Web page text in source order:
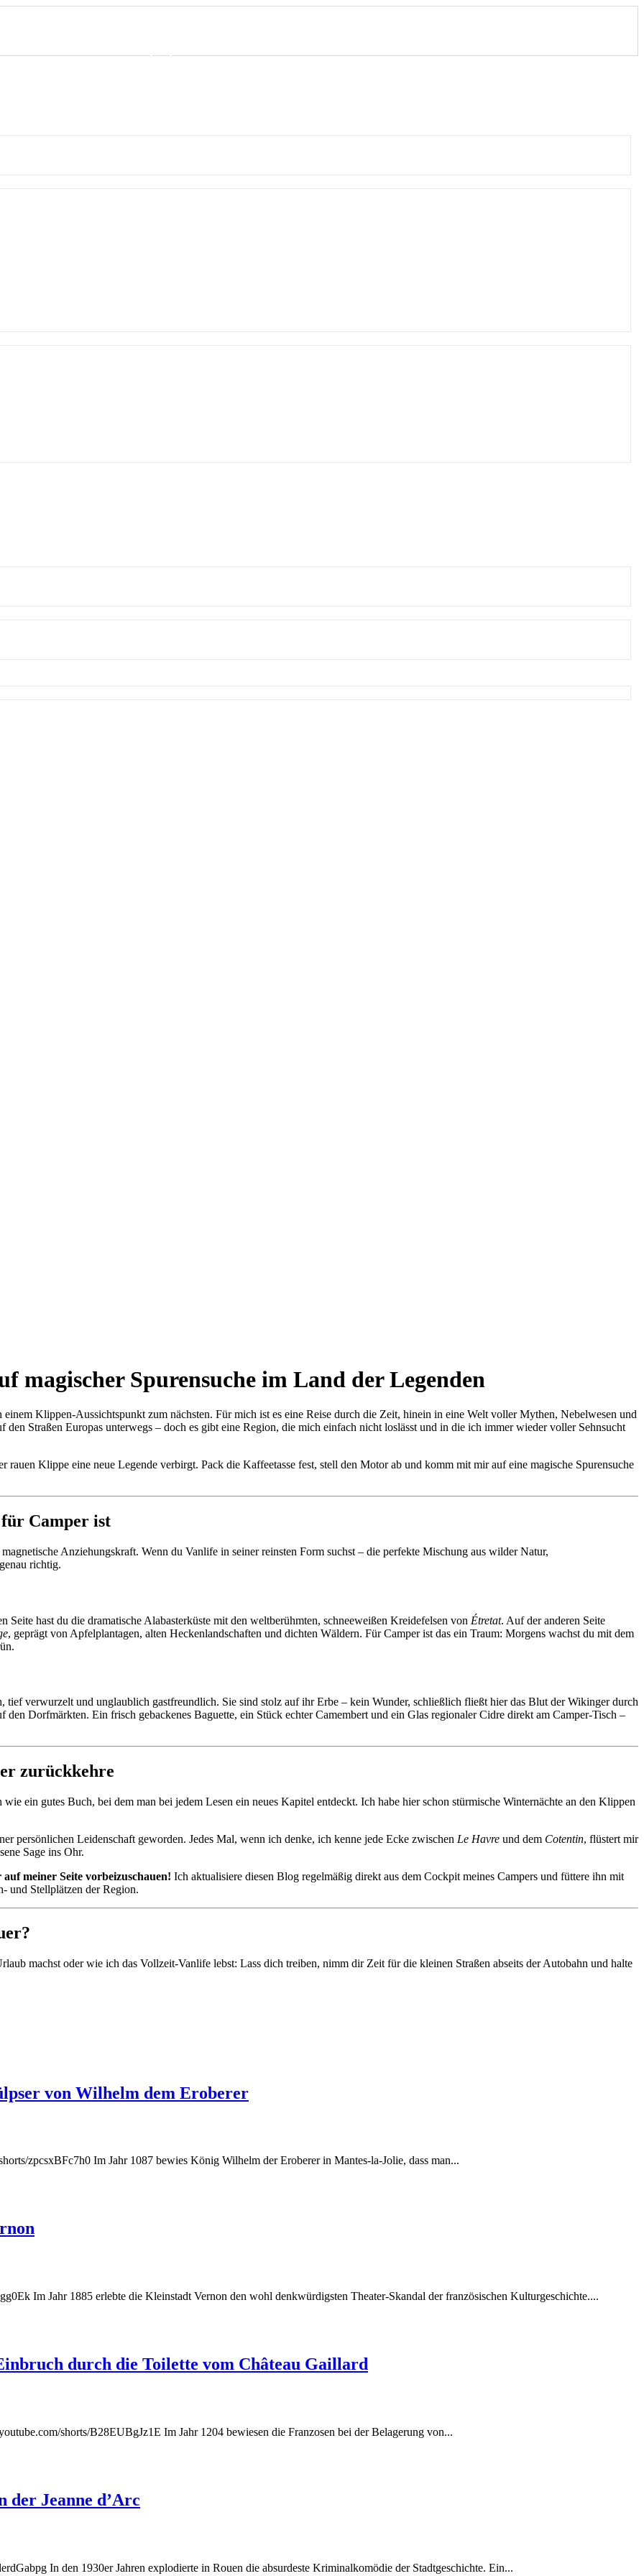
Touristenattraktion
historische Börse wirklich wieder auf?
Stellplätze
Geschichte aus Saint-Brieuc
der Schönen Lau
Smartphones segnen
Knast Finnlands zum Geisterhotel
Tschechiens jahrhundertelang schwieg
d’Arc
Abenteuer zwischen Finnland und Schweden
des Leibhaftigen
in Luxemburg
Schnapsbrennerei von Le Havre
oder jenseitiger Kontrollfreak?
und geschichtsträchtigem Charme
Finnlands Polka-Sprachcode
de Vizcaya
magischer Spurensuche im Land der Legenden
Klippen-Aussichtspunkt zum nächsten. Für mich ist es eine Reise durch die Zeit, hinein in eine Welt voller Mythen, Nebelwesen und
Straßen Europas unterwegs – doch es gibt eine Region, die mich einfach nicht loslässt und in die ich immer wieder voller Sehnsucht
Klippe eine neue Legende verbirgt. Pack die Kaffeetasse fest, stell den Motor ab und komm mit mir auf eine magische Spurensuche
Camper ist
Anziehungskraft. Wenn du Vanlife in seiner reinsten Form suchst – die perfekte Mischung aus wilder Natur,
richtig.
hast du die dramatische Alabasterküste mit den weltberühmten, schneeweißen Kreidefelsen von Étretat. Auf der anderen Seite
, geprägt von Apfelplantagen, alten Heckenlandschaften und dichten Wäldern. Für Camper ist das ein Traum: Morgens wachst du mit dem
tief verwurzelt und unglaublich gastfreundlich. Sie sind stolz auf ihr Erbe – kein Wunder, schließlich fließt hier das Blut der Wikinger durch
Dorfmärkten. Ein frisch gebackenes Baguette, ein Stück echter Camembert und ein Glas regionaler Cidre direkt am Camper-Tisch –
zurückkehre
ein gutes Buch, bei dem man bei jedem Lesen ein neues Kapitel entdeckt. Ich habe hier schon stürmische Winternächte an den Klippen
persönlichen Leidenschaft geworden. Jedes Mal, wenn ich denke, ich kenne jede Ecke zwischen Le Havre und dem Cotentin, flüstert mir
Sage ins Ohr.
meiner Seite vorbeizuschauen! Ich aktualisiere diesen Blog regelmäßig direkt aus dem Cockpit meines Campers und füttere ihn mit
und Stellplätzen der Region.
machst oder wie ich das Vollzeit-Vanlife lebst: Lass dich treiben, nimm dir Zeit für die kleinen Straßen abseits der Autobahn und halte
von Wilhelm dem Eroberer
zpcsxBFc7h0 Im Jahr 1087 bewies König Wilhelm der Eroberer in Mantes-la-Jolie, dass man...
Im Jahr 1885 erlebte die Kleinstadt Vernon den wohl denkwürdigsten Theater-Skandal der französischen Kulturgeschichte....
durch die Toilette vom Château Gaillard
shorts/B28EUBgJz1E Im Jahr 1204 bewiesen die Franzosen bei der Belagerung von...
der Jeanne d’Arc
In den 1930er Jahren explodierte in Rouen die absurdeste Kriminalkomödie der Stadtgeschichte. Ein...